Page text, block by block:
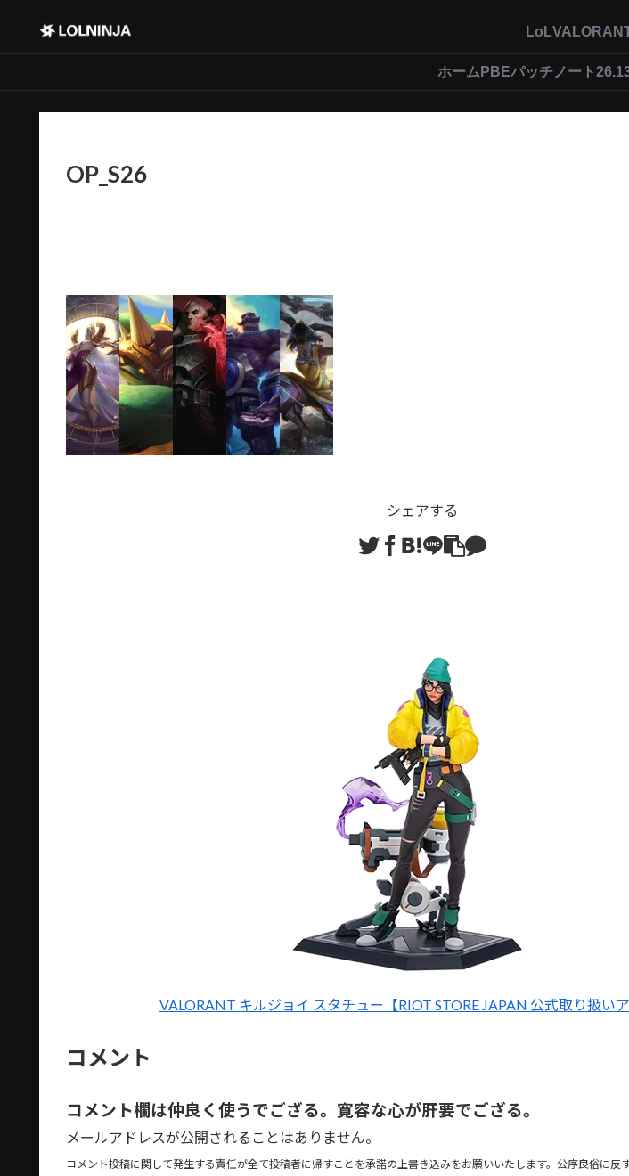
LoL
ホーム PBEパッチノート
OP_S26
シェアする
VALORANT キルジョイ スタチュー【RIOT STORE JAPAN 公式取り扱いア
コメント
コメント欄は仲良く使うでござる。寛容な心が肝要でござる。
メールアドレスが公開されることはありません。
コメント投稿に関して発生する責任が全て投稿者に帰すことを承諾の上書き込みをお願いいたします。公序良俗に反